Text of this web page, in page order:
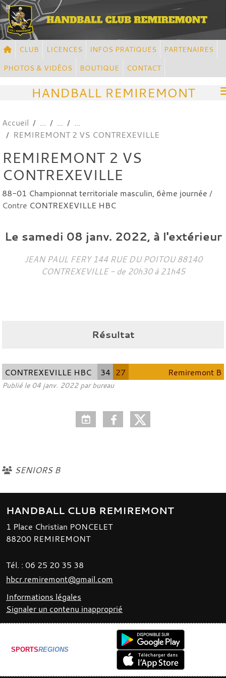
CLUB LICENCES INFOS PRATIQUES
PARTENAIRES
PHOTOS & VIDÉOS
BOUTIQUE CONTACT
HANDBALL REMIREMONT
Accueil
REMIREMONT 2 VS CONTREXEVILLE
REMIREMONT 2 VS
CONTREXEVILLE
88-01 Championnat territoriale masculin, 6ème journée /
Contre CONTREXEVILLE HBC
Le samedi 08 janv. 2022, à l'extérieur
JEAN PAUL FERY 144 RUE DU POITOU 88140
CONTREXEVILLE - de 20h30 à 21h45
Résultat
CONTREXEVILLE HBC 34 27 Remiremont B
Publié le 04 janv. 2022par bureau
SENIORS B
HANDBALL CLUB REMIREMONT
1 Place Christian PONCELET
88200 REMIREMONT
Tél. : 06 25 20 35 38
hbcr.remiremont@gmail.com
Informations légales
Signaler un contenu inapproprié
SPORTSREGIONS
Panneau de gestion des cookies